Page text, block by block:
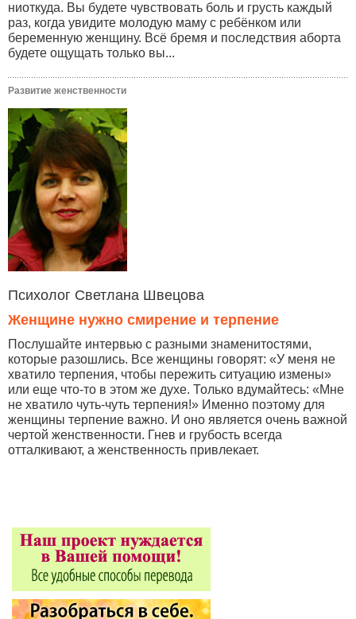
ниоткуда. Вы будете чувствовать боль и грусть каждый
раз, когда увидите молодую маму с ребёнком или
беременную женщину. Всё бремя и последствия аборта
будете ощущать только вы...
Развитие женственности
Психолог Светлана Швецова
Женщине нужно смирение и терпение
Послушайте интервью с разными знаменитостями,
которые разошлись. Все женщины говорят: «У меня не
хватило терпения, чтобы пережить ситуацию измены»
или еще что-то в этом же духе. Только вдумайтесь: «Мне
не хватило чуть-чуть терпения!» Именно поэтому для
женщины терпение важно. И оно является очень важной
чертой женственности. Гнев и грубость всегда
отталкивают, а женственность привлекает.